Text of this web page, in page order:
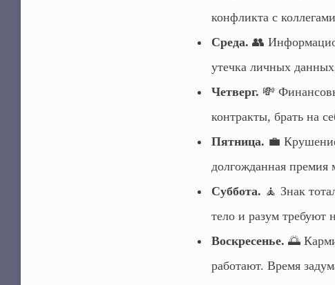
конфликта с
Среда. 👥
утечка личных
Четверг. 💸
контракты, брать на
Пятница. 💼
долгожданная премия
Суббота. 🧘 Знак
тело и разум требуют
Воскресенье. 🌅
работают. Время